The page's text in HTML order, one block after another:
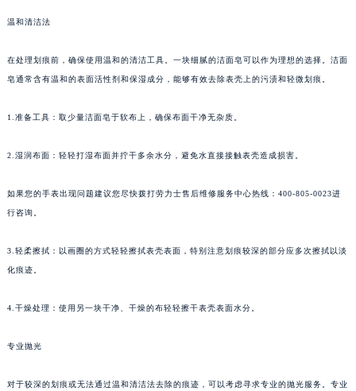
温和清洁法
在处理划痕前，确保使用温和的清洁工具。一块细腻的洁面皂可以作为理想的选择。洁面
皂通常含有温和的表面活性剂和保湿成分，能够有效去除表壳上的污渍和轻微划痕。
1.准备工具：取少量洁面皂于软布上，确保布面干净无杂质。
2.湿润布面：轻轻打湿布面并拧干多余水分，避免水直接接触表壳造成损害。
如果您的手表出现问题建议您尽快拨打劳力士售后维修服务中心热线：400-805-0023进
行咨询。
3.轻柔擦拭：以画圈的方式轻轻擦拭表壳表面，特别注意划痕较深的部分应多次擦拭以淡
化痕迹。
4.干燥处理：使用另一块干净、干燥的布轻轻擦干表壳表面水分。
专业抛光
对于较深的划痕或无法通过温和清洁法去除的痕迹，可以考虑寻求专业的抛光服务。专业